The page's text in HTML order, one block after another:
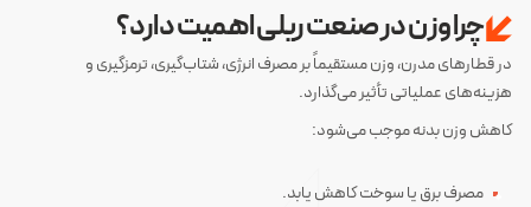
چرا وزن در صنعت ریلی اهمیت دارد؟
در قطارهای مدرن، وزن مستقیماً بر مصرف انرژی، شتاب‌گیری، ترمزگیری و
هزینه‌های عملیاتی تأثیر می‌گذارد.
کاهش وزن بدنه موجب می‌شود:
مصرف برق یا سوخت کاهش یابد.